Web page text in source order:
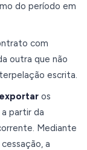
do período em
com
outra que não
escrita.
os
partir da
Mediante
a